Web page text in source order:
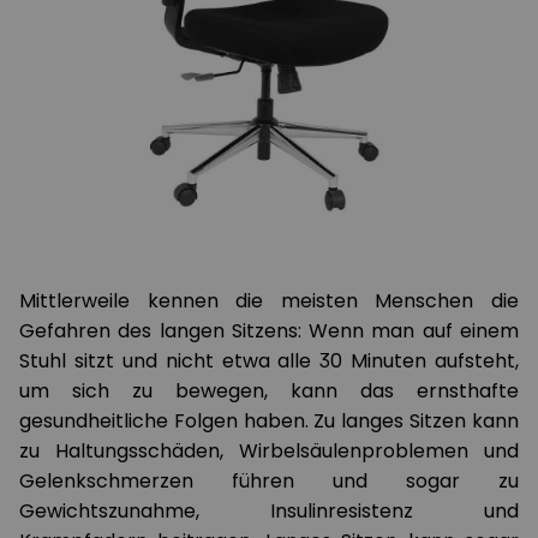
Mittlerweile kennen die meisten Menschen die
Gefahren des langen Sitzens: Wenn man auf einem
Stuhl sitzt und nicht etwa alle 30 Minuten aufsteht,
um sich zu bewegen, kann das ernsthafte
gesundheitliche Folgen haben. Zu langes Sitzen kann
zu Haltungsschäden, Wirbelsäulenproblemen und
Gelenkschmerzen führen und sogar zu
Gewichtszunahme, Insulinresistenz und